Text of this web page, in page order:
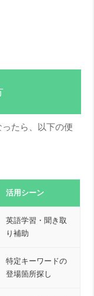
たら、以下の便
活用シーン
英語学習・聞き取
り補助
特定キーワードの
登場箇所探し